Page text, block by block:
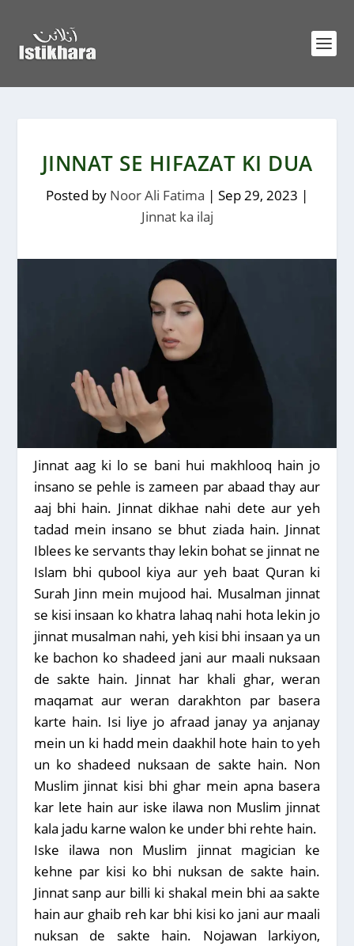
JINNAT SE HIFAZAT KI DUA
Posted by Noor Ali Fatima | Sep 29, 2023 |
Jinnat ka ilaj
Jinnat aag ki lo se bani hui makhlooq hain jo
insano se pehle is zameen par abaad thay aur
aaj bhi hain. Jinnat dikhae nahi dete aur yeh
tadad mein insano se bhut ziada hain. Jinnat
Iblees ke servants thay lekin bohat se jinnat ne
Islam bhi qubool kiya aur yeh baat Quran ki
Surah Jinn mein mujood hai. Musalman jinnat
se kisi insaan ko khatra lahaq nahi hota lekin jo
jinnat musalman nahi, yeh kisi bhi insaan ya un
ke bachon ko shadeed jani aur maali nuksaan
de sakte hain. Jinnat har khali ghar, weran
maqamat aur weran darakhton par basera
karte hain. Isi liye jo afraad janay ya anjanay
mein un ki hadd mein daakhil hote hain to yeh
un ko shadeed nuksaan de sakte hain. Non
Muslim jinnat kisi bhi ghar mein apna basera
kar lete hain aur iske ilawa non Muslim jinnat
kala jadu karne walon ke under bhi rehte hain.
Iske ilawa non Muslim jinnat magician ke
kehne par kisi ko bhi nuksan de sakte hain.
Jinnat sanp aur billi ki shakal mein bhi aa sakte
hain aur ghaib reh kar bhi kisi ko jani aur maali
nuksan de sakte hain. Nojawan larkiyon,